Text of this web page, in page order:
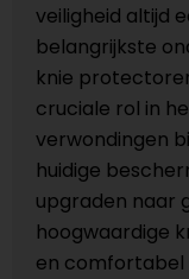
veiligheid altijd
belangrijkste
knie
cruciale rol in
verwondingen
huidige
upgraden naar
hoogwaardige
en comfortabel